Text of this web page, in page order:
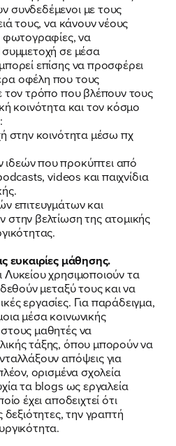
LN VB TIKTOK
συνδεδέμενοι με τους
τους, να κάνουν νέους
φωτογραφίες, να
σε μέσα
επίσης να προσφέρει
οφέλη που τους
τον τρόπο που βλέπουν τους
κοινότητα και τον κόσμο
στην κοινότητα μέσω πχ
που προκύπτει από
videos και παιχνίδια
επιτευγμάτων και
βελτίωση της ατομικής
ευκαιρίες μάθησης.
χρησιμοποιούν τα
μεταξύ τους και να
εργασίες. Για παράδειγμα,
μέσα κοινωνικής
μαθητές να
τάξης, όπου μπορούν να
απόψεις για
ορισμένα σχολεία
τα blogs ως εργαλεία
έχει αποδειχτεί ότι
δεξιότητες, την γραπτή